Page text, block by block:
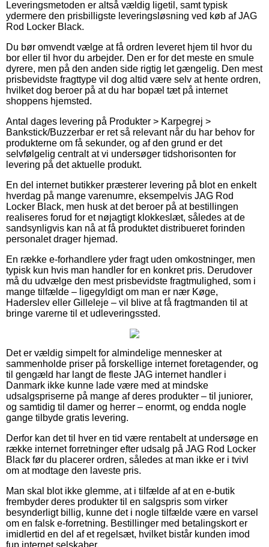
Leveringsmetoden er altså vældig ligetil, samt typisk
ydermere den prisbilligste leveringsløsning ved køb af JAG
Rod Locker Black.
Du bør omvendt vælge at få ordren leveret hjem til hvor du
bor eller til hvor du arbejder. Den er for det meste en smule
dyrere, men på den anden side rigtig let gængelig. Den mest
prisbevidste fragttype vil dog altid være selv at hente ordren,
hvilket dog beroer på at du har bopæl tæt på internet
shoppens hjemsted.
Antal dages levering på Produkter > Karpegrej >
Bankstick/Buzzerbar er ret så relevant når du har behov for
produkterne om få sekunder, og af den grund er det
selvfølgelig centralt at vi undersøger tidshorisonten for
levering på det aktuelle produkt.
En del internet butikker præsterer levering på blot en enkelt
hverdag på mange varenumre, eksempelvis JAG Rod
Locker Black, men husk at det beroer på at bestillingen
realiseres forud for et nøjagtigt klokkeslæt, således at de
sandsynligvis kan nå at få produktet distribueret forinden
personalet drager hjemad.
En række e-forhandlere yder fragt uden omkostninger, men
typisk kun hvis man handler for en konkret pris. Derudover
må du udvælge den mest prisbevidste fragtmulighed, som i
mange tilfælde – ligegyldigt om man er nær Køge,
Haderslev eller Gilleleje – vil blive at få fragtmanden til at
bringe varerne til et udleveringssted.
Det er vældig simpelt for almindelige mennesker at
sammenholde priser på forskellige internet foretagender, og
til gengæld har langt de fleste JAG internet handler i
Danmark ikke kunne lade være med at mindske
udsalgspriserne på mange af deres produkter – til juniorer,
og samtidig til damer og herrer – enormt, og endda nogle
gange tilbyde gratis levering.
Derfor kan det til hver en tid være rentabelt at undersøge en
række internet forretninger efter udsalg på JAG Rod Locker
Black før du placerer ordren, således at man ikke er i tvivl
om at modtage den laveste pris.
Man skal blot ikke glemme, at i tilfælde af at en e-butik
frembyder deres produkter til en salgspris som virker
besynderligt billig, kunne det i nogle tilfælde være en varsel
om en falsk e-forretning. Bestillinger med betalingskort er
imidlertid en del af et regelsæt, hvilket bistår kunden imod
fup internet selskaber.